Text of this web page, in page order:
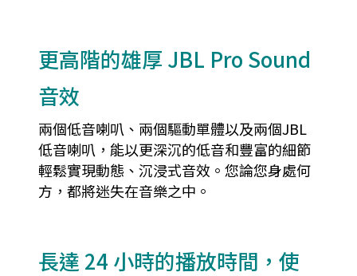
更高階的雄厚 JBL Pro Sound
音效
兩個低音喇叭、兩個驅動單體以及兩個JBL
低音喇叭，能以更深沉的低音和豐富的細節
輕鬆實現動態、沉浸式音效。您論您身處何
方，都將迷失在音樂之中。
長達 24 小時的播放時間，使